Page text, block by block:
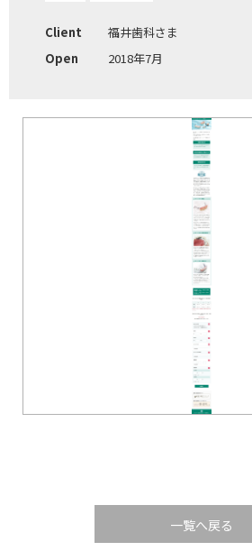
Client
福井歯科さま
Open
2018年7月
一覧へ戻る